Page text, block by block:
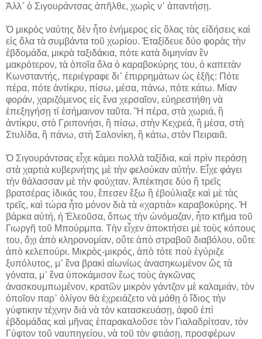
Ἀλλ᾽ ὁ Σιγουράντσας ἀπῆλθε, χωρὶς ν᾽ ἀπαντήσῃ.
Ὁ μικρὸς ναύτης δὲν ἦτο ἐνήμερος εἰς ὅλας τὰς εἰδήσεις καὶ
εἰς ὅλα τὰ συμβάντα τοῦ χωρίου. Ἐταξίδευε δύο φορὰς τὴν
ἑβδομάδα, μικρὰ ταξιδάκια, πότε κατὰ διμηνίαν ἓν
μακρότερον, τὰ ὁποῖα ὅλα ὁ καραβοκύρης του, ὁ καπετὰν
Κωνσταντής, περιέγραφε δι᾽ ἐπιρρημάτων ὡς ἑξῆς: Πότε
πέρα, πότε ἀντίκρυ, πίσω, μέσα, πάνω, πότε κάτω. Μίαν
φοράν, χαριζόμενος εἰς ἕνα χερσαῖον, εὐηρεστήθη νὰ
ἐπεξηγήσῃ τί ἐσήμαινον ταῦτα. Ἢ πέρα, στὰ χωριά, ἢ
ἀντίκρυ, στὸ Γριπονήσι, ἢ πίσω, στὴν Κεχρεά, ἢ μέσα, στὴ
Στυλίδα, ἢ πάνω, στὴ Σαλονίκη, ἢ κάτω, στὸν Πειραιᾶ.
Ὁ Σιγουράντσας εἶχε κάμει πολλὰ ταξίδια, καὶ πρὶν περάσῃ
στὰ χαρτιὰ κυβερνήτης μὲ τὴν φελούκαν αὐτήν. Εἶχε φάγει
τὴν θάλασσαν μὲ τὴν φούχταν. Ἀπέκτησε δύο ἢ τρεῖς
βρατσέρας ἰδικάς του, ἔπεσεν ἔξω ἢ ἐβούλιαξε καὶ μὲ τὰς
τρεῖς, καὶ τώρα ἦτο μόνον διὰ τὰ «χαρτιὰ» καραβοκύρης. Ἡ
βάρκα αὐτή, ἡ Ἐλεοῦσα, ὅπως τὴν ὠνόμαζαν, ἦτο κτῆμα τοῦ
Γιωργῆ τοῦ Μπούρμπα. Τὴν εἶχεν ἀποκτήσει μὲ τοὺς κόπους
του, ὄχι ἀπὸ κληρονομίαν, οὔτε ἀπὸ στραβοῦ διαβόλου, οὔτε
ἀπὸ κελεπούρι. Μικρὸς-μικρός, ἀπὸ τότε ποὺ ἐγύριζε
ξυπόλυτος, μ᾽ ἕνα βρακὶ αἰωνίως ἀνασηκωμένον ὣς τὰ
γόνατα, μ᾽ ἕνα ὑποκάμισον ἕως τοὺς ἀγκῶνας
ἀνασκουμπωμένον, κρατῶν μικρὸν γάντζον μὲ καλαμιάν, τὸν
ὁποῖον παρ᾽ ὀλίγον θὰ ἐχρειάζετο νὰ μάθῃ ὁ ἴδιος τὴν
γύφτικην τέχνην διὰ νὰ τὸν κατασκευάσῃ, ἀφοῦ ἐπὶ
ἑβδομάδας καὶ μῆνας ἐπαρακαλοῦσε τὸν Γιαλαδρίτσαν, τὸν
Γύφτον τοῦ ναυπηγείου, νὰ τοῦ τὸν φτιάσῃ, προσφέρων